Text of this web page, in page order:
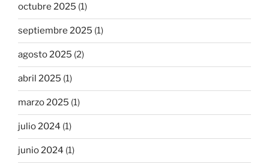
octubre 2025 (1)
septiembre 2025 (1)
agosto 2025 (2)
abril 2025 (1)
marzo 2025 (1)
julio 2024 (1)
junio 2024 (1)